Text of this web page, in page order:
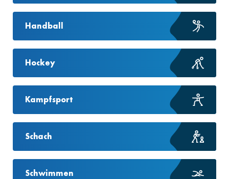
Handball
Hockey
Kampfsport
Schach
Schwimmen